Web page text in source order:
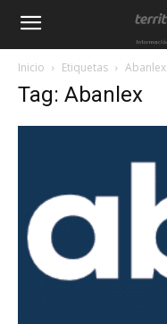
Inicio Etiquetas Abanlex
Tag: Abanlex